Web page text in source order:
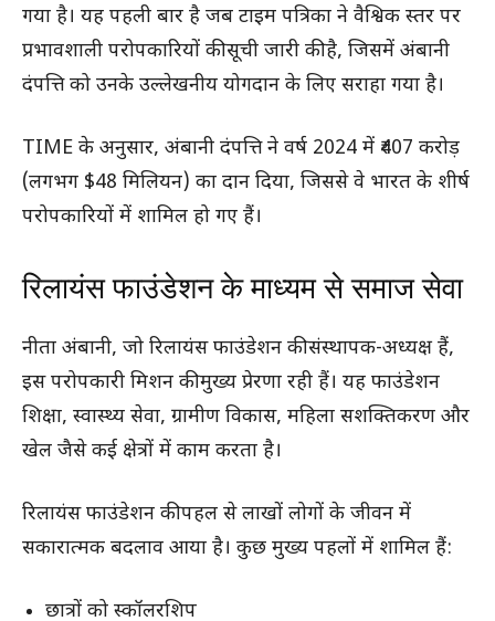
गया है। यह पहली बार है जब टाइम पत्रिका ने वैश्विक स्तर पर
प्रभावशाली परोपकारियों की सूची जारी की है, जिसमें अंबानी
दंपत्ति को उनके उल्लेखनीय योगदान के लिए सराहा गया है।
TIME के अनुसार, अंबानी दंपत्ति ने वर्ष 2024 में ₹407 करोड़
(लगभग $48 मिलियन) का दान दिया, जिससे वे भारत के शीर्ष
परोपकारियों में शामिल हो गए हैं।
रिलायंस फाउंडेशन के माध्यम से समाज सेवा
नीता अंबानी, जो रिलायंस फाउंडेशन की संस्थापक-अध्यक्ष हैं,
इस परोपकारी मिशन की मुख्य प्रेरणा रही हैं। यह फाउंडेशन
शिक्षा, स्वास्थ्य सेवा, ग्रामीण विकास, महिला सशक्तिकरण और
खेल जैसे कई क्षेत्रों में काम करता है।
रिलायंस फाउंडेशन की पहल से लाखों लोगों के जीवन में
सकारात्मक बदलाव आया है। कुछ मुख्य पहलों में शामिल हैं:
छात्रों को स्कॉलरशिप